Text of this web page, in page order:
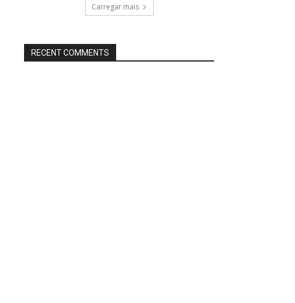
Carregar mais
RECENT COMMENTS